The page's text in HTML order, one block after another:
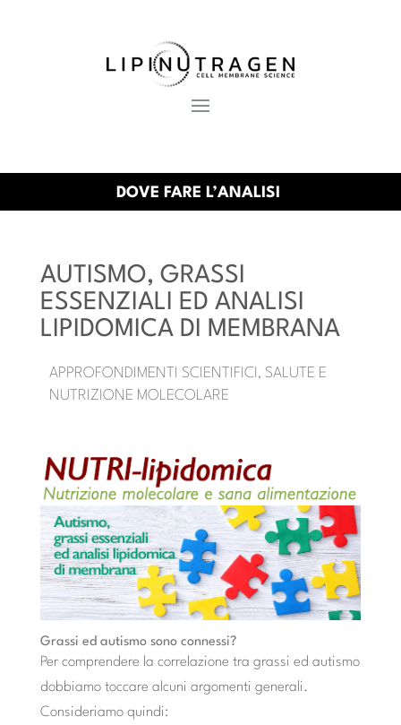
DOVE FARE L’ANALISI
AUTISMO, GRASSI
ESSENZIALI ED ANALISI
LIPIDOMICA DI MEMBRANA
APPROFONDIMENTI SCIENTIFICI , SALUTE E
NUTRIZIONE MOLECOLARE
Grassi ed autismo sono connessi?
Per comprendere la correlazione tra grassi ed autismo
dobbiamo toccare alcuni argomenti generali.
Consideriamo quindi: